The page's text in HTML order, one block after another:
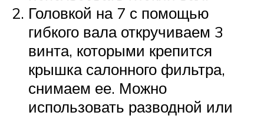
Головкой на 7 с помощью
гибкого вала откручиваем 3
винта, которыми крепится
крышка салонного фильтра,
снимаем ее. Можно
использовать разводной или